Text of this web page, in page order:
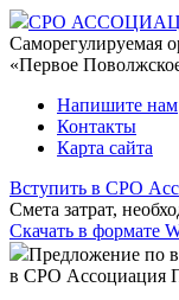
СРО
Саморегулируемая
«Первое
Напишите нам
Контакты
Карта сайта
Вступить в СРО
Смета затрат,
Скачать в формате
Предложение по
в СРО